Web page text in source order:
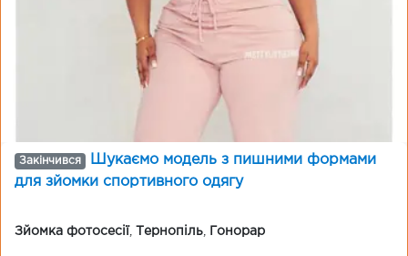
Закінчився
Шукаємо модель з пишними формами
для зйомки спортивного одягу
Зйомка фотосесії Тернопіль Гонорар